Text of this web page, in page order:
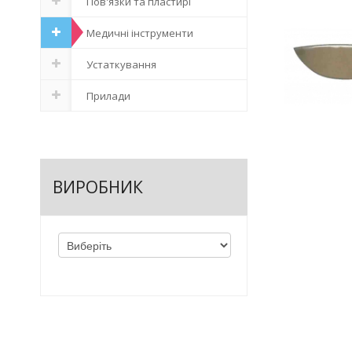
Медичні інструменти
Устаткування
Прилади
ВИРОБНИК